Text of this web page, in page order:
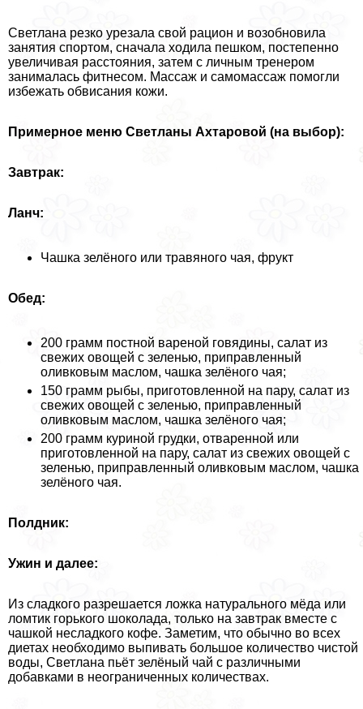
Светлана резко урезала свой рацион и возобновила
занятия спортом, сначала ходила пешком, постепенно
увеличивая расстояния, затем с личным тренером
занималась фитнесом. Массаж и самомассаж помогли
избежать обвисания кожи.
Примерное меню Светланы Ахтаровой (на выбор):
Завтpaк:
Ланч:
Чашка зелёного или травяного чая, фрукт
Обед:
200 грамм постной вареной говядины, салат из
свежих овощей с зеленью, приправленный
оливковым маслом, чашка зелёного чая;
150 грамм рыбы, приготовленной на пару, салат из
свежих овощей с зеленью, приправленный
оливковым маслом, чашка зелёного чая;
200 грамм куриной грудки, отваренной или
приготовленной на пару, салат из свежих овощей с
зеленью, приправленный оливковым маслом, чашка
зелёного чая.
Полдник:
Ужин и далее:
Из сладкого разрешается ложка натурального мёда или
ломтик горького шоколада, только на завтpaк вместе с
чашкой несладкого кофе. Заметим, что обычно во всех
диетах необходимо выпивать большое количество чистой
воды, Светлана пьёт зелёный чай с различными
добавками в неограниченных количествах.